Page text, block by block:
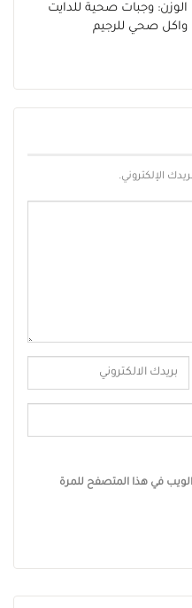
الوزن: وجبات صحية للدايت
واكل صحي للرجيم
الإلكتروني.
في هذا المتصفح للمرة